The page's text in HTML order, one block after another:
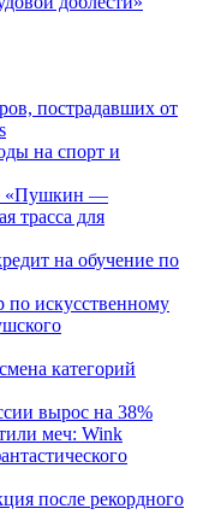
пострадавших от
на спорт и
«Пушкин —
трасса для
на обучение по
по искусственному
категорий
вырос на 38%
меч: Wink
после рекордного